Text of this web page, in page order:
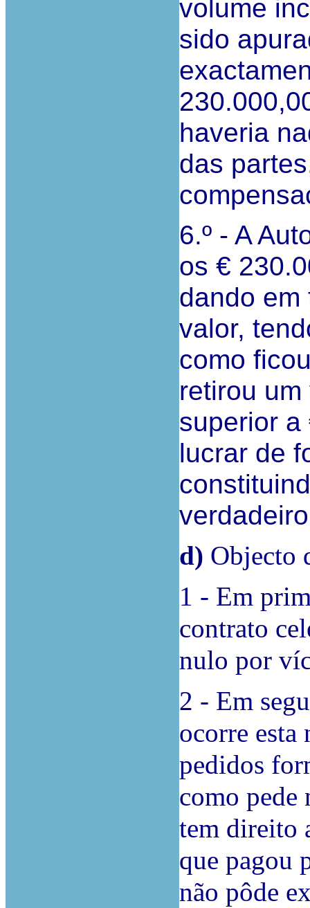
volume
sido
haveria
das
6.º - A
os €
dando em
valor,
como
retirou
superior a
lucrar de
d) Objecto
1 - Em
contrato
nulo por
2 - Em
ocorre esta
pedidos
como pede
tem direito
que pagou
não pôde